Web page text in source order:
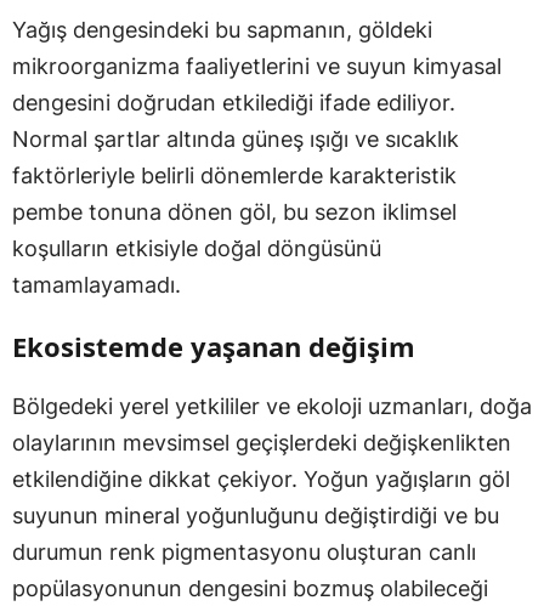
Yağış dengesindeki bu sapmanın, göldeki
mikroorganizma faaliyetlerini ve suyun kimyasal
dengesini doğrudan etkilediği ifade ediliyor.
Normal şartlar altında güneş ışığı ve sıcaklık
faktörleriyle belirli dönemlerde karakteristik
pembe tonuna dönen göl, bu sezon iklimsel
koşulların etkisiyle doğal döngüsünü
tamamlayamadı.
Ekosistemde yaşanan değişim
Bölgedeki yerel yetkililer ve ekoloji uzmanları, doğa
olaylarının mevsimsel geçişlerdeki değişkenlikten
etkilendiğine dikkat çekiyor. Yoğun yağışların göl
suyunun mineral yoğunluğunu değiştirdiği ve bu
durumun renk pigmentasyonu oluşturan canlı
popülasyonunun dengesini bozmuş olabileceği